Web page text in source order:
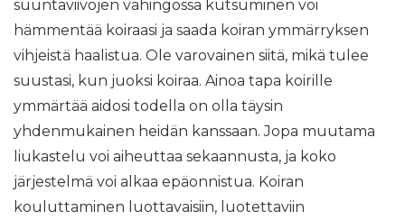
suuntaviivojen vahingossa kutsuminen voi
hämmentää koiraasi ja saada koiran ymmärryksen
vihjeistä haalistua. Ole varovainen siitä, mikä tulee
suustasi, kun juoksi koiraa. Ainoa tapa koirille
ymmärtää aidosi todella on olla täysin
yhdenmukainen heidän kanssaan. Jopa muutama
liukastelu voi aiheuttaa sekaannusta, ja koko
järjestelmä voi alkaa epäonnistua. Koiran
kouluttaminen luottavaisiin, luotettaviin